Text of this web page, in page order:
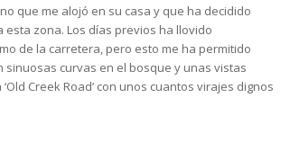
que me alojó en su casa y que ha decidido
zona. Los días previos ha llovido
de la carretera, pero esto me ha permitido
sinuosas curvas en el bosque y unas vistas
Creek Road’ con unos cuantos virajes dignos